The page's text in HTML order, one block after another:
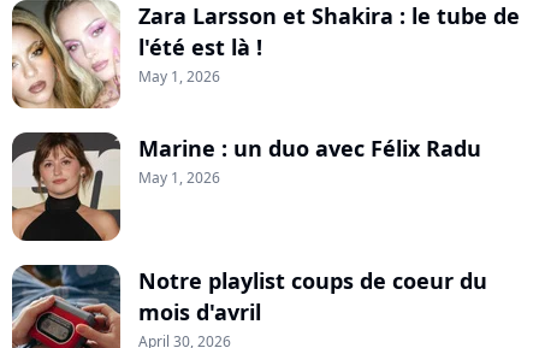
Zara Larsson et Shakira : le tube de
l'été est là !
May 1, 2026
Marine : un duo avec Félix Radu
May 1, 2026
Notre playlist coups de coeur du
mois d'avril
April 30, 2026